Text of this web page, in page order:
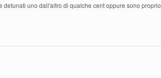
detunati uno dall'altro di qualche cent oppure sono proprio